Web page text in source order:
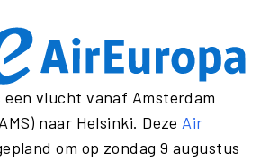
een vlucht vanaf Amsterdam
naar Helsinki. Deze Air
om op zondag 9 augustus